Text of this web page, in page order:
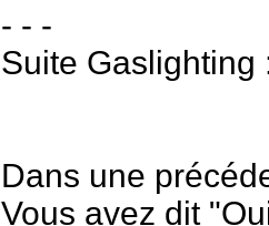
- - -
Suite Gaslighting
Dans une
Vous avez dit